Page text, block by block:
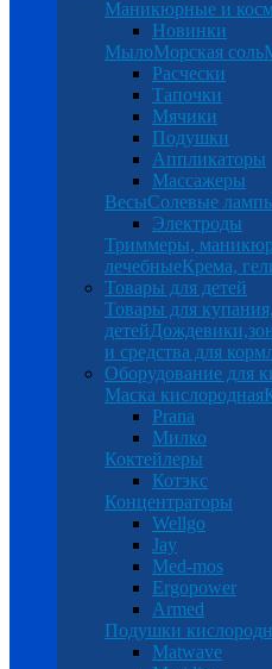
Маникюрные и
Новинки
МылоМорская соль
Расчески
Тапочки
Мячики
Подушки
Аппликаторы
Массажеры
ВесыСолевые
Электроды
Триммеры,
лечебныеКрема,
Товары для детей
Товары для
детей
и средства для
Оборудование для
Маска кислородная
Prana
Милко
Коктейлеры
Котэкс
Концентраторы
Wellgo
Jay
Med-mos
Ergopower
Armed
Подушки
Matwave